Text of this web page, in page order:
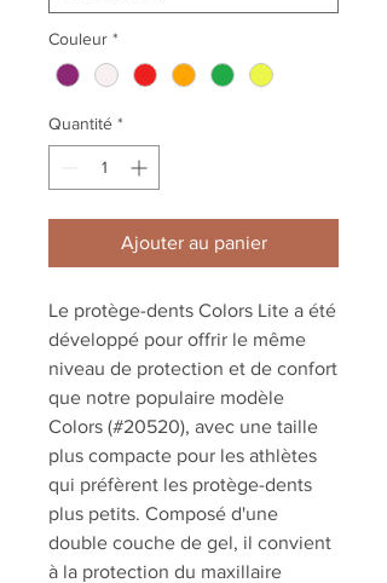
Couleur *
Quantité *
Ajouter au panier
Le protège-dents Colors Lite a été
développé pour offrir le même
niveau de protection et de confort
que notre populaire modèle
Colors (#20520), avec une taille
plus compacte pour les athlètes
qui préfèrent les protège-dents
plus petits. Composé d'une
double couche de gel, il convient
à la protection du maxillaire